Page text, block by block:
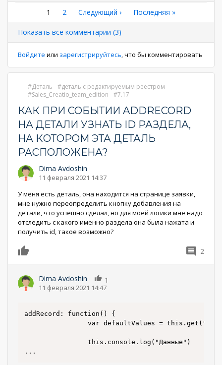
Нумерация
страниц
Текущая
1 Страница
2
Следующая
Следующий ›
Последняя
Последняя »
Показать все комментарии (3)
Войдите или зарегистрируйтесь , что бы комментировать
Деталь
деталь с редактируемым реестром
Sales_Creatio_team_edition
7.17
КАК ПРИ СОБЫТИИ ADDRECORD
НА ДЕТАЛИ УЗНАТЬ ID РАЗДЕЛА,
НА КОТОРОМ ЭТА ДЕТАЛЬ
РАСПОЛОЖЕНА?
Dima Avdoshin
11 февраля 2021 14:37
У меня есть деталь, она находится на странице заявки,
мне нужно переопределить кнопку добавления на
детали, что успешно сделал, но для моей логики мне надо
отследить с какого именно раздела она была нажата и
получить id, такое возможно?
2
Dima Avdoshin
11 февраля 2021 14:47
1
addRecord: function() {
...